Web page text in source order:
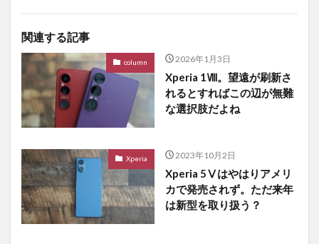
関連する記事
column 2026年1月3日
Xperia 1Ⅷ。望遠が刷新さ
れるとすればこの辺が無難
な選択肢だよね
Xperia 2023年10月2日
Xperia 5Ⅴはやはりアメリ
カで発売されず。ただ来年
は新型を取り扱う？